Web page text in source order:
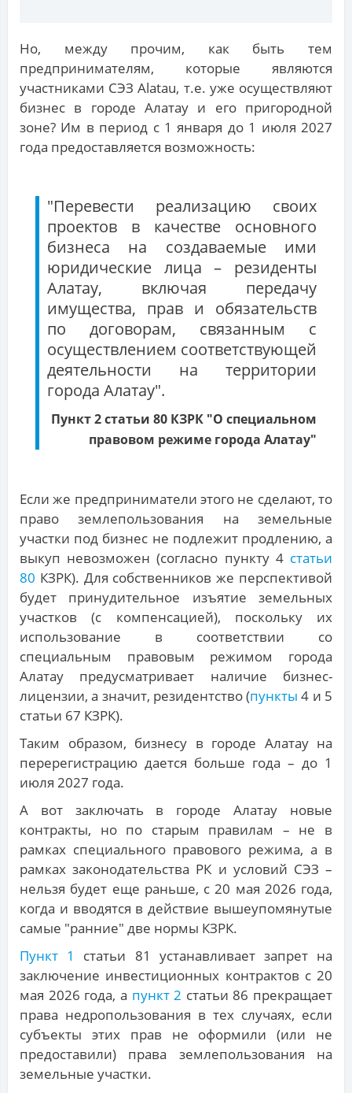
Но, между прочим, как быть тем
предпринимателям, которые являются
участниками СЭЗ Alatau, т.е. уже осуществляют
бизнес в городе Алатау и его пригородной
зоне? Им в период с 1 января до 1 июля 2027
года предоставляется возможность:
"Перевести реализацию своих
проектов в качестве основного
бизнеса на создаваемые ими
юридические лица – резиденты
Алатау, включая передачу
имущества, прав и обязательств
по договорам, связанным с
осуществлением соответствующей
деятельности на территории
города Алатау".
Пункт 2 статьи 80 КЗРК "О специальном
правовом режиме города Алатау"
Если же предприниматели этого не сделают, то
право землепользования на земельные
участки под бизнес не подлежит продлению, а
выкуп невозможен (согласно пункту 4 статьи
80 КЗРК). Для собственников же перспективой
будет принудительное изъятие земельных
участков (с компенсацией), поскольку их
использование в соответствии со
специальным правовым режимом города
Алатау предусматривает наличие бизнес-
лицензии, а значит, резидентство (пункты 4 и 5
статьи 67 КЗРК).
Таким образом, бизнесу в городе Алатау на
перерегистрацию дается больше года – до 1
июля 2027 года.
А вот заключать в городе Алатау новые
контракты, но по старым правилам – не в
рамках специального правового режима, а в
рамках законодательства РК и условий СЭЗ –
нельзя будет еще раньше, c 20 мая 2026 года,
когда и вводятся в действие вышеупомянутые
самые "ранние" две нормы КЗРК.
Пункт 1
статьи 81 устанавливает запрет на
заключение инвестиционных контрактов с 20
мая 2026 года, а пункт 2 статьи 86 прекращает
права недропользования в тех случаях, если
субъекты этих прав не оформили (или не
предоставили) права землепользования на
земельные участки.